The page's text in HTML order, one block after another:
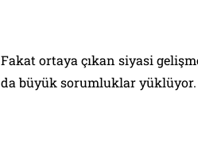
Fakat ortaya çıkan siyasi
da büyük sorumluklar yüklüyor.